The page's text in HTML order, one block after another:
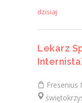
dzisiaj
Lekarz
Fresenius